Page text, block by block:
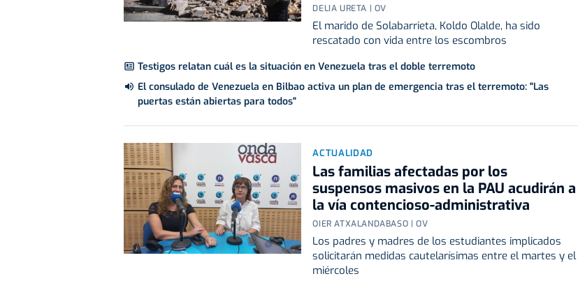
DELIA URETA | OV
El marido de Solabarrieta, Koldo Olalde, ha sido
rescatado con vida entre los escombros
Testigos relatan cuál es la situación en Venezuela tras el doble terremoto
El consulado de Venezuela en Bilbao activa un plan de emergencia tras el terremoto: "Las
puertas están abiertas para todos"
ACTUALIDAD
Las familias afectadas por los
suspensos masivos en la PAU acudirán a
la vía contencioso-administrativa
OIER ATXALANDABASO | OV
Los padres y madres de los estudiantes implicados
solicitarán medidas cautelarísimas entre el martes y el
miércoles